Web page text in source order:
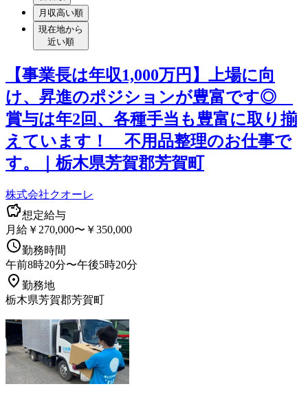
月収高い順
現在地から
近い順
【事業長は年収1,000万円】上場に向
け、昇進のポジションが豊富です◎
賞与は年2回、各種手当も豊富に取り揃
えています！ 不用品整理のお仕事で
す。｜栃木県芳賀郡芳賀町
株式会社クオーレ
想定給与
月給￥270,000〜￥350,000
勤務時間
午前8時20分〜午後5時20分
勤務地
栃木県芳賀郡芳賀町